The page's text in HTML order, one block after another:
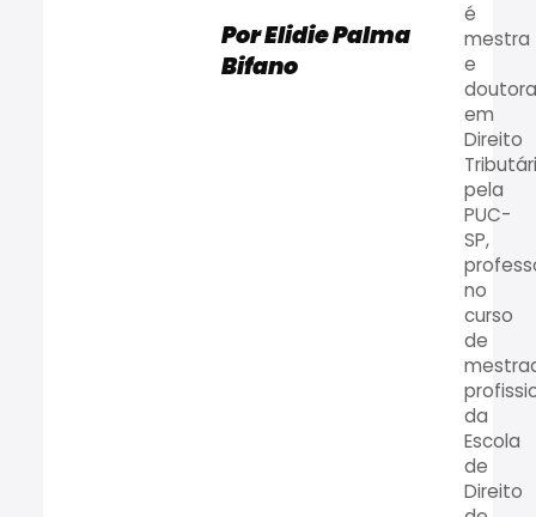
Por Elidie Palma
Bifano
é
mestra
e
doutora
em
Direito
pela
PUC-
SP,
no
curso
de
da
Escola
de
Direito